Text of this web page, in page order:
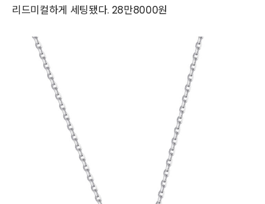
리드미컬하게 세팅됐다. 28만8000원